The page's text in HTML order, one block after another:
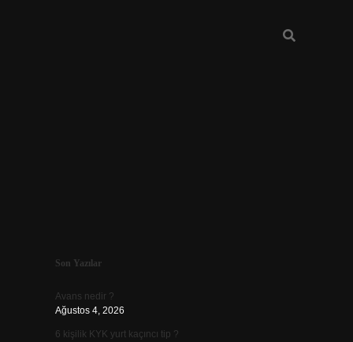
Sidebar
Son Yazılar
Avans nedir ?
Ağustos 4, 2026
6 kişilik KYK yurt kaçıncı tip ?